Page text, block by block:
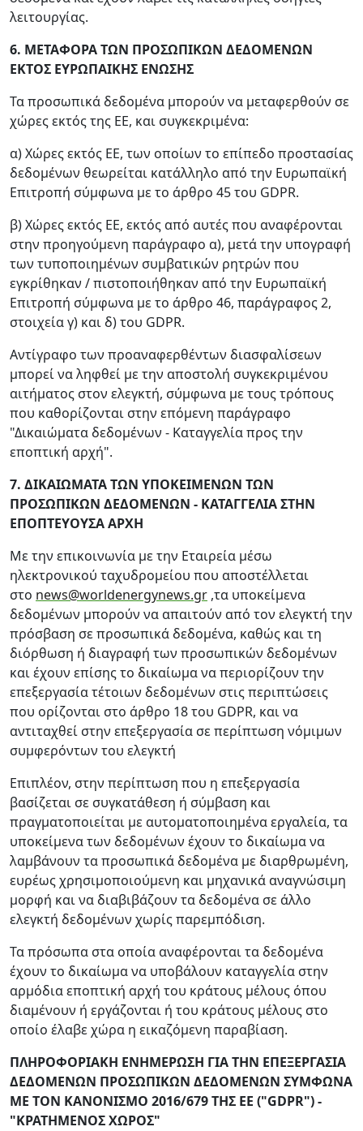
λειτουργίας.
6. ΜΕΤΑΦΟΡΑ ΤΩΝ ΠΡΟΣΩΠΙΚΩΝ ΔΕΔΟΜΕΝΩΝ
ΕΚΤΟΣ ΕΥΡΩΠΑΙΚΗΣ ΕΝΩΣΗΣ
Τα προσωπικά δεδομένα μπορούν να μεταφερθούν σε
χώρες εκτός της ΕΕ, και συγκεκριμένα:
α) Χώρες εκτός ΕΕ, των οποίων το επίπεδο προστασίας
δεδομένων θεωρείται κατάλληλο από την Ευρωπαϊκή
Επιτροπή σύμφωνα με το άρθρο 45 του GDPR.
β) Χώρες εκτός ΕΕ, εκτός από αυτές που αναφέρονται
στην προηγούμενη παράγραφο α), μετά την υπογραφή
των τυποποιημένων συμβατικών ρητρών που
εγκρίθηκαν / πιστοποιήθηκαν από την Ευρωπαϊκή
Επιτροπή σύμφωνα με το άρθρο 46, παράγραφος 2,
στοιχεία γ) και δ) του GDPR.
Αντίγραφο των προαναφερθέντων διασφαλίσεων
μπορεί να ληφθεί με την αποστολή συγκεκριμένου
αιτήματος στον ελεγκτή, σύμφωνα με τους τρόπους
που καθορίζονται στην επόμενη παράγραφο
"Δικαιώματα δεδομένων - Καταγγελία προς την
εποπτική αρχή".
7. ΔΙΚΑΙΩΜΑΤΑ ΤΩΝ ΥΠΟΚΕΙΜΕΝΩΝ ΤΩΝ
ΠΡΟΣΩΠΙΚΩΝ ΔΕΔΟΜΕΝΩΝ - ΚΑΤΑΓΓΕΛΙΑ ΣΤΗΝ
ΕΠΟΠΤΕΥΟΥΣΑ ΑΡΧΗ
Με την επικοινωνία με την Εταιρεία μέσω
ηλεκτρονικού ταχυδρομείου που αποστέλλεται
στο news@worldenergynews.gr ,τα υποκείμενα
δεδομένων μπορούν να απαιτούν από τον ελεγκτή την
πρόσβαση σε προσωπικά δεδομένα, καθώς και τη
διόρθωση ή διαγραφή των προσωπικών δεδομένων
και έχουν επίσης το δικαίωμα να περιορίζουν την
επεξεργασία τέτοιων δεδομένων στις περιπτώσεις
που ορίζονται στο άρθρο 18 του GDPR, και να
αντιταχθεί στην επεξεργασία σε περίπτωση νόμιμων
συμφερόντων του ελεγκτή
Επιπλέον, στην περίπτωση που η επεξεργασία
βασίζεται σε συγκατάθεση ή σύμβαση και
πραγματοποιείται με αυτοματοποιημένα εργαλεία, τα
υποκείμενα των δεδομένων έχουν το δικαίωμα να
λαμβάνουν τα προσωπικά δεδομένα με διαρθρωμένη,
ευρέως χρησιμοποιούμενη και μηχανικά αναγνώσιμη
μορφή και να διαβιβάζουν τα δεδομένα σε άλλο
ελεγκτή δεδομένων χωρίς παρεμπόδιση.
Τα πρόσωπα στα οποία αναφέρονται τα δεδομένα
έχουν το δικαίωμα να υποβάλουν καταγγελία στην
αρμόδια εποπτική αρχή του κράτους μέλους όπου
διαμένουν ή εργάζονται ή του κράτους μέλους στο
οποίο έλαβε χώρα η εικαζόμενη παραβίαση.
ΠΛΗΡΟΦΟΡΙΑΚΗ ΕΝΗΜΕΡΩΣΗ ΓΙΑ ΤΗΝ ΕΠΕΞΕΡΓΑΣΙΑ
ΔΕΔΟΜΕΝΩΝ ΠΡΟΣΩΠΙΚΩΝ ΔΕΔΟΜΕΝΩΝ ΣΥΜΦΩΝΑ
ΜΕ ΤΟΝ ΚΑΝΟΝΙΣΜΟ 2016/679 ΤΗΣ ΕΕ ("GDPR") -
"ΚΡΑΤΗΜΕΝΟΣ ΧΩΡΟΣ"